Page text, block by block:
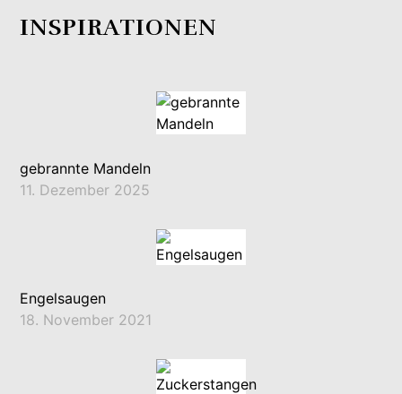
INSPIRATIONEN
gebrannte Mandeln
11. Dezember 2025
Engelsaugen
18. November 2021